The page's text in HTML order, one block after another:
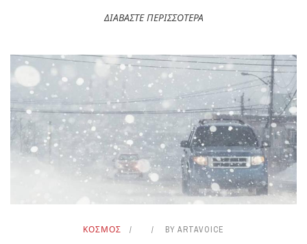
ΔΙΑΒΑΣΤΕ ΠΕΡΙΣΣΟΤΕΡΑ
ΚΟΣΜΟΣ BY ARTAVOICE